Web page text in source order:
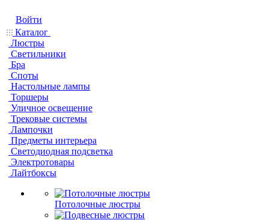
Войти
Каталог
Люстры
Светильники
Бра
Споты
Настольные лампы
Торшеры
Уличное освещение
Трековые системы
Лампочки
Предметы интерьера
Светодиодная подсветка
Электротовары
Лайтбоксы
Потолочные люстры